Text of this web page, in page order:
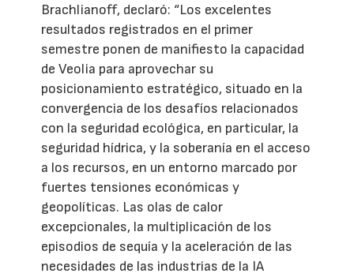
Brachlianoff, declaró: “Los excelentes
resultados registrados en el primer
semestre ponen de manifiesto la capacidad
de Veolia para aprovechar su
posicionamiento estratégico, situado en la
convergencia de los desafíos relacionados
con la seguridad ecológica, en particular, la
seguridad hídrica, y la soberanía en el acceso
a los recursos, en un entorno marcado por
fuertes tensiones económicas y
geopolíticas. Las olas de calor
excepcionales, la multiplicación de los
episodios de sequía y la aceleración de las
necesidades de las industrias de la IA